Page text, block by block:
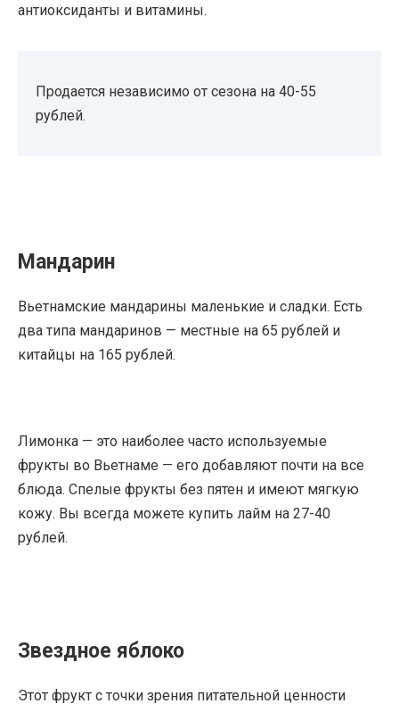
антиоксиданты и витамины.
Продается независимо от сезона на 40-55
рублей.
Мандарин
Вьетнамские мандарины маленькие и сладки. Есть
два типа мандаринов — местные на 65 рублей и
китайцы на 165 рублей.
Лимонка — это наиболее часто используемые
фрукты во Вьетнаме — его добавляют почти на все
блюда. Спелые фрукты без пятен и имеют мягкую
кожу. Вы всегда можете купить лайм на 27-40
рублей.
Звездное яблоко
Этот фрукт с точки зрения питательной ценности